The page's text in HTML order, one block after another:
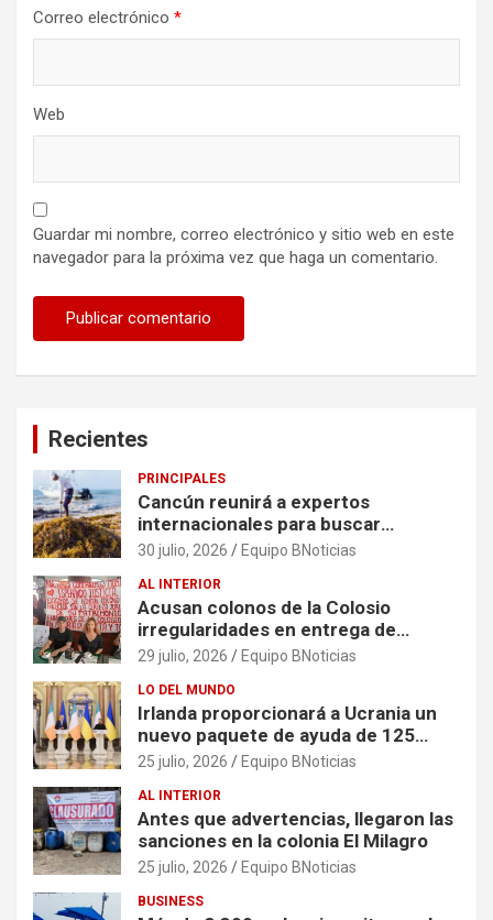
Correo electrónico *
Web
Guardar mi nombre, correo electrónico y sitio web en este
navegador para la próxima vez que haga un comentario.
Recientes
PRINCIPALES
Cancún reunirá a expertos
internacionales para buscar
soluciones al problema del sargazo
30 julio, 2026 Equipo BNoticias
AL INTERIOR
Acusan colonos de la Colosio
irregularidades en entrega de
escrituras
29 julio, 2026 Equipo BNoticias
LO DEL MUNDO
Irlanda proporcionará a Ucrania un
nuevo paquete de ayuda de 125
millones de euros
25 julio, 2026 Equipo BNoticias
AL INTERIOR
Antes que advertencias, llegaron las
sanciones en la colonia El Milagro
25 julio, 2026 Equipo BNoticias
BUSINESS